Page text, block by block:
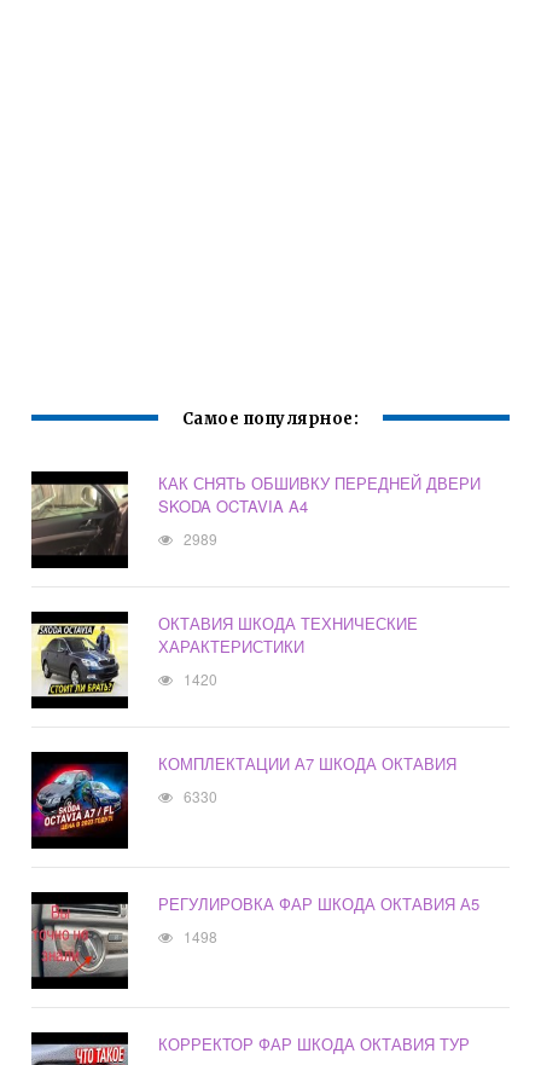
Самое популярное:
КАК СНЯТЬ ОБШИВКУ ПЕРЕДНЕЙ ДВЕРИ
SKODA OCTAVIA A4
2989
ОКТАВИЯ ШКОДА ТЕХНИЧЕСКИЕ
ХАРАКТЕРИСТИКИ
1420
КОМПЛЕКТАЦИИ А7 ШКОДА ОКТАВИЯ
6330
РЕГУЛИРОВКА ФАР ШКОДА ОКТАВИЯ А5
1498
КОРРЕКТОР ФАР ШКОДА ОКТАВИЯ ТУР